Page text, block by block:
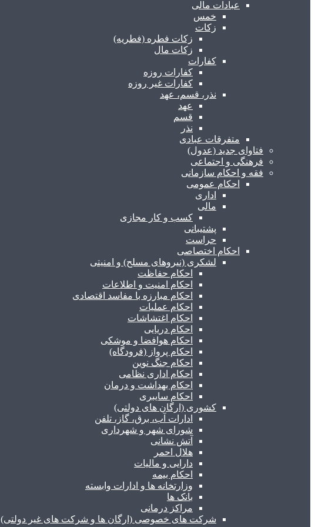
عبادات مالی
خمس
زکات
زکات فطره (فطریه)
زکات مال
کفارات
کفارات روزه
کفارات غیر روزه
نذر، قسم، عهد
عهد
قسم
نذر
متفرقات عبادی
فتاوای جدید (عدول)
فرهنگی و اجتماعی
فقه و احکام سازمانی
احکام عمومی
اداری
مالی
کسب و کار مجازی
پشتیبانی
حراست
احکام اختصاصی
لشکری (نیروهای مسلح) و امنیتی
احکام حفاظت
احکام امنیت و اطلاعات
احکام مبارزه با مفاسد اقتصادی
احکام عملیات
احکام اغتشاشات
احکام دریایی
احکام هوافضا و موشکی
احکام پرواز (فرودگاه)
احکام جنگ نوین
احکام اداری نظامی
احکام بهداشت و درمان
احکام سایبری
کشوری (ارگان های دولتی)
ادارات آب، برق، گاز، تلفن
شورای شهر و شهرداری
آتش نشانی
هلال احمر
دارایی و مالیات
احکام بیمه
وزارتخانه ها و ادارات وابسته
بانک ها
مراکز درمانی
شرکت های خصوصی (ارگان ها و شرکت های غیر دولتی)